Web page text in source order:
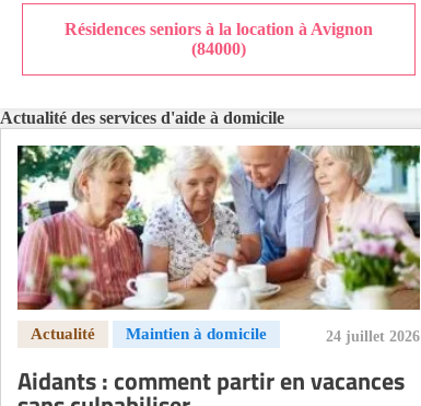
Aide à domicile Rennes
Aide à domicile Saint-Etienne
Aide à domicile Toulouse
Résidences seniors à la location à Avignon
(84000)
Actualité des services d'aide à domicile
24 juillet 2026
Aidants : comment partir en vacances